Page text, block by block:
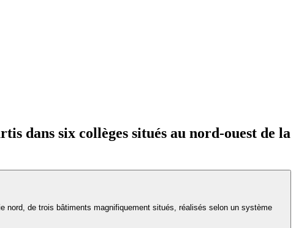
dans six collèges situés au nord-ouest de la
nord, de trois bâtiments magnifiquement situés, réalisés selon un système